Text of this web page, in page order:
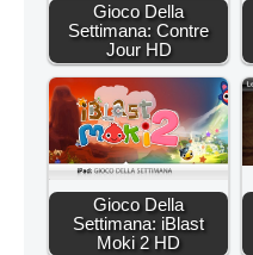
Gioco Della
Settimana: Contre
Jour HD
Gioco Della
Settimana: iBlast
Moki 2 HD